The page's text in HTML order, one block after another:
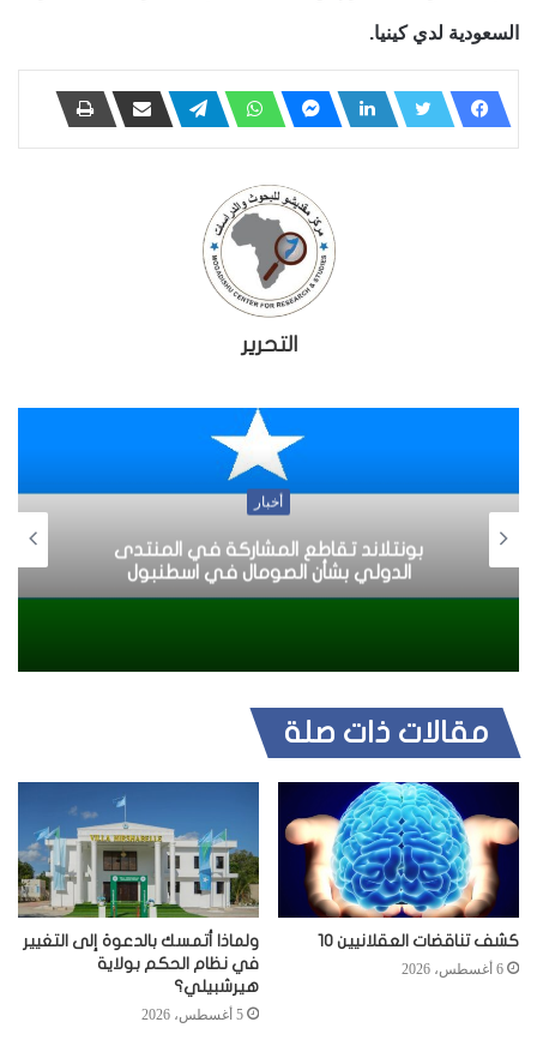
السعودية لدي كينيا.
التحرير
أخبار
بونتلاند تقاطع المشاركة في المنتدى
الدولي بشأن الصومال في اسطنبول
مقالات ذات صلة
كشف تناقضات العقلانيين 10
6 أغسطس، 2026
ولماذا أتمسك بالدعوة إلى التغيير
في نظام الحكم بولاية
هيرشبيلي؟
5 أغسطس، 2026